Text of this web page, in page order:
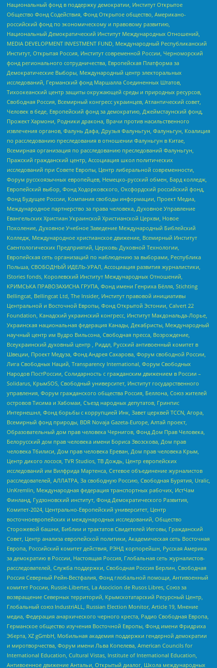
Национальный фонд в поддержку демократии, Институт Открытое
Общество Фонд Содействия, Фонд Открытое общество, Американо-
российский фонд по экономическому и правовому развитию,
Национальный Демократический Институт Международных Отношений,
MEDIA DEVELOPMENT INVESTMENT FUND, Международный Республиканский
Институт, Открытая Россия, Институт современной России, Черноморский
фонд регионального сотрудничества, Европейская Платформа за
Демократические Выборы, Международный центр электоральных
исследований, Германский фонд Маршалла Соединенных Штатов,
Тихоокеанский центр защиты окружающей среды и природных ресурсов,
Свободная Россия, Всемирный конгресс украинцев, Атлантический совет,
Человек в беде, Европейский фонд за демократию, Джеймстаунский фонд,
Прожект Хармони, Родники дракона, Врачи против насильственного
извлечения органов, Фалунь Дафа, Друзья Фалуньгун, Фалуньгун, Коалиция
по расследованию преследования в отношении Фалуньгун в Китае,
Всемирная организация по расследованию преследований Фалуньгун,
Пражский гражданский центр, Ассоциация школ политических
исследований при Совете Европы, Центр либеральной современности,
Форум русскоязычных европейцев, Немецко-русский обмен, Бард колледж,
Европейский выбор, Фонд Ходорковского, Оксфордский российский фонд,
Фонд Будущее России, Компания свободы информации, Проект Медиа,
Международное партнерство за права человека, Духовное Управление
Евангельских Христиан Украинской Христианской Церкви, Новое
Поколение, Духовное Учебное Заведение Международный Библейский
Колледж, Международное христианское движение, Всемирный Институт
Саентологических Предприятий, Церковь Духовной Технологии,
Европейская сеть организаций по наблюдению за выборами, Республика
Польша, СВОБОДНЫЙ ИДЕЛЬ-УРАЛ, Ассоциация развития журналистики,
IStories fonds, Королевский Институт Международных Отношений,
КРИМСЬКА ПРАВОЗАХИСНА ГРУПА, Фонд имени Генриха Бёлля, Stichting
Bellingcat, Bellingcat Ltd, The Insider, Институт правовой инициативы
Центральной и Восточной Европы, Фонд Открытой Эстонии, Calvert 22
Foundation, Канадский украинский конгресс, Институт Макдональда-Лорье,
Украинская национальная федерация Канады, Декабристы, Международный
научный центр им Вудро Вильсона, Свободная пресса, Возрождение,
Всеукраинский духовный центр , Риддл, Русский антивоенный комитет в
Швеции, Проект Медуза, Фонд Андрея Сахарова, Форум свободной России,
Лига Свободных Наций, Transparеncy International, Форум Свободных
Народов ПостРоссии, Солидарность с гражданским движением в России –
Solidarus, КрымSOS, Свободный университет, Институт государственного
управления, Форум гражданского общества Россия, Беллона, Союз жителей
островов Тисима и Хабомаи, Съезд народных депутатов, Гринпис
Интернешнл, Фонд борьбы с коррупцией Инк, Завет церквей TCCN, Агора,
Всемирный фонд природы, BDR Novaja Gazeta-Europe, Алтай проект,
Образовательный дом прав человека Чернигов, Фонд Дом Прав Человека,
Белорусский дом прав человека имени Бориса Звозскова, Дом прав
человека Тбилиси, Дом прав человека Ереван, Дом прав человека Крым,
Центр дикого лосося, TVR Studios, ТВ Дождь, Центр европейских
исследований им Вилфрида Мартенса, Сетевое объединение журналистов
расследователей, АЛЛАТРА, За свободную Россию, Свободная Бурятия, Uralic,
UnKremlin, Международная федерация транспортных рабочих, ИстЧам
Финланд, Гудзоновский институт, Фонд Демократического Развития,
Комитет-2024, Центрально-Европейский университет, Центр
восточноевропейских и международных исследований, Общество
Сторожевой башни, Библии и трактатов Свидетелей Иеговы, Гражданский
Совет, Центр анализа европейской политики, Академическая сеть Восточная
Европа, Российский комитет действия, РЭНД корпорейшн, Русская Америка
за демократию в России, Настоящая Россия, Глобальная сеть журналистов-
расследователей, Служба поддержки, Свободная Россия Берлин, Свободная
Россия Северный Рейн-Вестфалия, Фонд глобальной помощи, Антивоенный
комитет России, Russie-Libertes, La Asocicion de Rusos Libres, Союз за
возвращение Северных территорий, Крымскотатарский Ресурсный Центр,
Глобальный союз IndustriALL, Russian Election Monitor, Article 19, Мнение
медиа, Федерация анархического черного креста, Радио Свободная Европа,
Германское общество изучения Восточной Европы, Фонд имени Фридриха
Эберта, XZ gGmbH, Мобильная академия поддержки гендерной демократии
и миротворчества, Форум имени Льва Копелева, American Councils for
International Education, Cultural Vistas, Institute of International Education,
Антивоенное движение Антальи, Открытый диалог, Школа международных